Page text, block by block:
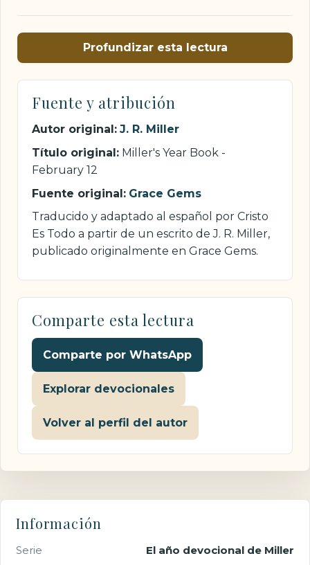
Profundizar esta lectura
Fuente y atribución
Autor original: J. R. Miller
Título original: Miller's Year Book -
February 12
Fuente original: Grace Gems
Traducido y adaptado al español por Cristo
Es Todo a partir de un escrito de J. R. Miller,
publicado originalmente en Grace Gems.
Comparte esta lectura
Comparte por WhatsApp
Explorar devocionales
Volver al perfil del autor
Información
Serie El año devocional de Miller